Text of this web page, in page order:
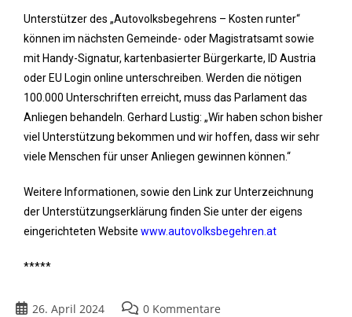
Unterstützer des „Autovolksbegehrens – Kosten runter“
können im nächsten Gemeinde- oder Magistratsamt sowie
mit Handy-Signatur, kartenbasierter Bürgerkarte, ID Austria
oder EU Login online unterschreiben. Werden die nötigen
100.000 Unterschriften erreicht, muss das Parlament das
Anliegen behandeln. Gerhard Lustig: „Wir haben schon bisher
viel Unterstützung bekommen und wir hoffen, dass wir sehr
viele Menschen für unser Anliegen gewinnen können.“
Weitere Informationen, sowie den Link zur Unterzeichnung
der Unterstützungserklärung finden Sie unter der eigens
eingerichteten Website www.autovolksbegehren.at
*****
26. April 2024 0 Kommentare